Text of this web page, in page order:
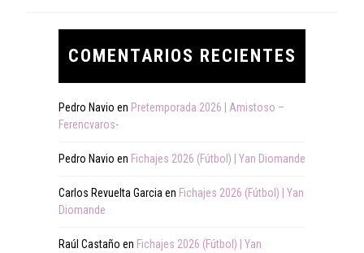
COMENTARIOS RECIENTES
Pedro Navio en Pretemporada 2026 | Amistoso –
Ferencvaros-
Pedro Navio en Fichajes 2026 (Fútbol) | Yan Diomande
Carlos Revuelta Garcia en Fichajes 2026 (Fútbol) | Yan
Diomande
Raúl Castaño en Fichajes 2026 (Fútbol) | Yan